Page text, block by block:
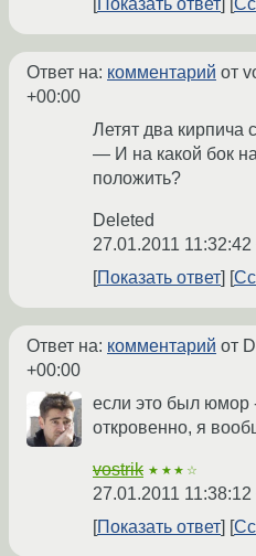
Показать ответ
Ответ на: комментарий от
+00:00
Летят два кирпича
— И на какой бок
положить?
Deleted
27.01.2011 11:32:42
Показать ответ
Ответ на: комментарий от
+00:00
если это был юмор
откровенно, я
vostrik ★★★☆
27.01.2011 11:38:12
Показать ответ